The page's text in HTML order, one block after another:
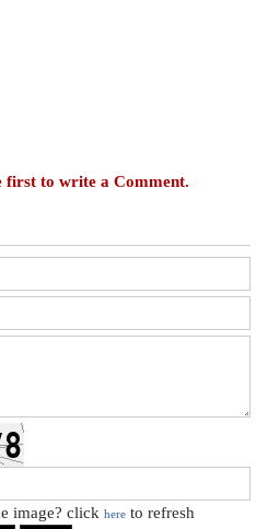
first to write a Comment.
image? clickhere to refresh